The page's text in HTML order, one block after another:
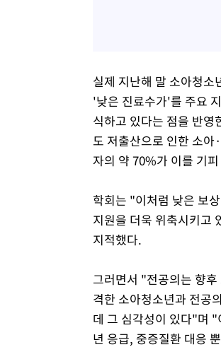
실제 지난해 말 소아청
'낮은 진료수가'를 주요
식하고 있다는 점을 반
도 저출산으로 인한 소아
자의 약 70%가 이를 기
학회는 "이처럼 낮은 보
지원을 더욱 위축시키고
지적했다.
그러면서 "전공의는 향
격한 소아청소년과 전공
데 그 심각성이 있다"며
년 응급, 중증질환 대응